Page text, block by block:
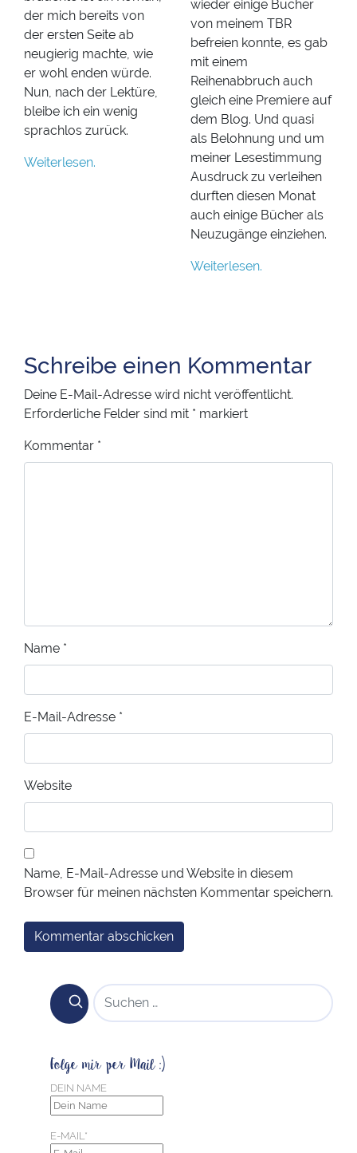
der mich bereits von
der ersten Seite ab
neugierig machte, wie
er wohl enden würde.
Nun, nach der Lektüre,
bleibe ich ein wenig
sprachlos zurück.
Weiterlesen.
wieder einige Bücher
von meinem TBR
befreien konnte, es gab
mit einem
Reihenabbruch auch
gleich eine Premiere auf
dem Blog. Und quasi
als Belohnung und um
meiner Lesestimmung
Ausdruck zu verleihen
durften diesen Monat
auch einige Bücher als
Neuzugänge einziehen.
Weiterlesen.
Schreibe einen Kommentar
Deine E-Mail-Adresse wird nicht veröffentlicht.
Erforderliche Felder sind mit * markiert
Kommentar *
Name *
E-Mail-Adresse *
Website
Name, E-Mail-Adresse und Website in diesem
Browser für meinen nächsten Kommentar speichern.
SUCHEN NACH:
Folge mir per Mail :)
DEIN NAME
E-MAIL*